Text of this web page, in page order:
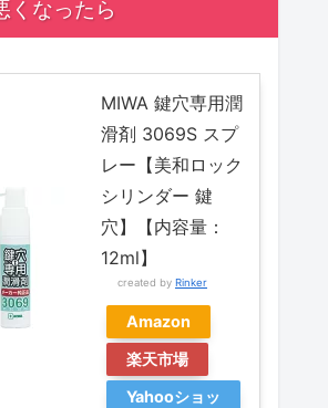
くなったら
MIWA 鍵穴専用潤
滑剤 3069S スプ
レー【美和ロック
シリンダー 鍵
穴】【内容量：
12ml】
created by Rinker
Amazon
楽天市場
Yahooショッ